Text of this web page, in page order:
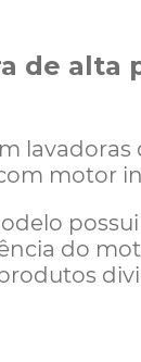
de alta
motor
do